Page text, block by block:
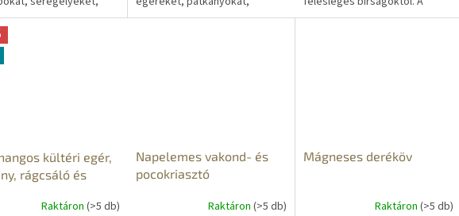
fecskéket és más
változó
lévő...
mókusokat, és más mezei
fejlett technológiának
kültéri egér,
rágcsáló és
Raktáron (>5 db)
Napelemes vakond- és
pocokriasztó
Raktáron (>5 db)
Mágneses deréköv
Raktáron(>5 db)